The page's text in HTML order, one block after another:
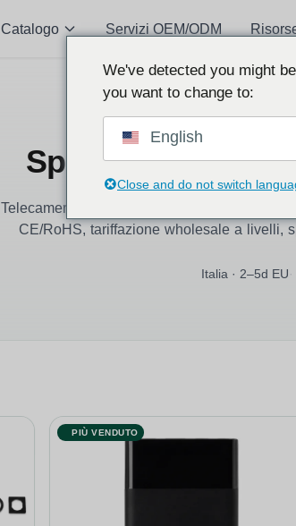
Catalogo Servizi OEM/ODM
Spy Cam per
Telecamere covert, moduli di sorveglianza
CE/RoHS, tariffazione wholesale a livelli,
Italia · 2–5d EU·
PIÙ VENDUTO
We've detected you might
you want to change to:
English
Close and do not switch